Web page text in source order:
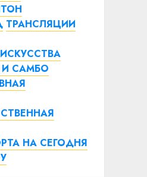
ТРАНСЛЯЦИИ
САМБО
НА СЕГОДНЯ